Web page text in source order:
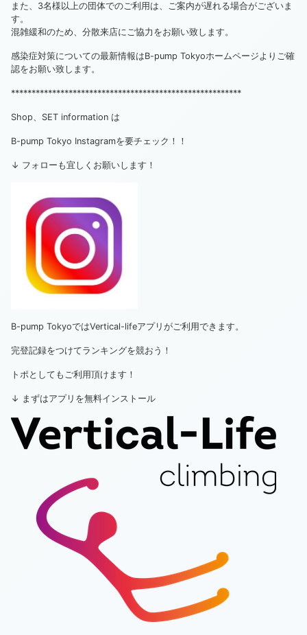
また、3名様以上の団体でのご利用は、ご案内が遅れる場合がございま
す。
混雑緩和のため、分散来店にご協力をお願い致します。
感染症対策についての最新情報はB-pump Tokyoホームページよりご確
認をお願い致します。
********************************************************
Shop、SET information は
B-pump Tokyo Instagramを要チェック！！
↓ フォローも宜しくお願いします！
B-pump TokyoではVertical-lifeアプリがご利用できます。
完登記録をつけてランキングを競おう！
トポとしてもご利用頂けます！
↓ まずはアプリを無料インストール